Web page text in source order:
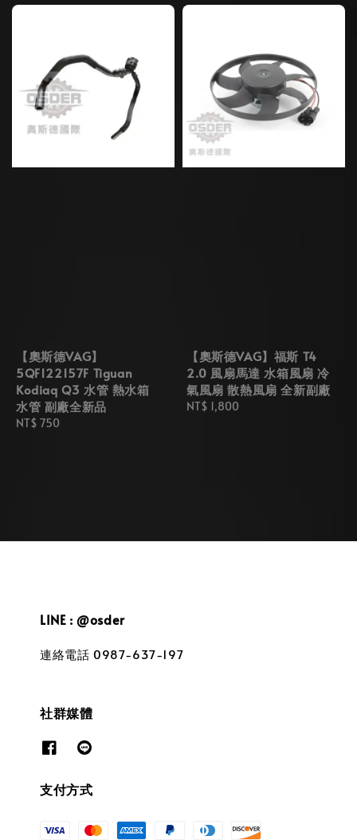
【奧斯德VAG】
5QF122157F Tiguan
Kodiaq Q3 水管 熱水箱
水管 副廠全新品
Regular
NT$ 750
【奧斯德VAG】福斯 T4
2.0 風扇馬達 水箱風扇 冷
氣風扇 散熱風扇 全新副廠
Regular
NT$ 1,800
LINE : @osder
連絡電話 0987-637-197
社群媒體
支付方式